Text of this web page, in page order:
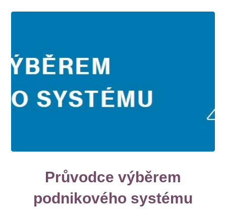
Průvodce výběrem
podnikového systému